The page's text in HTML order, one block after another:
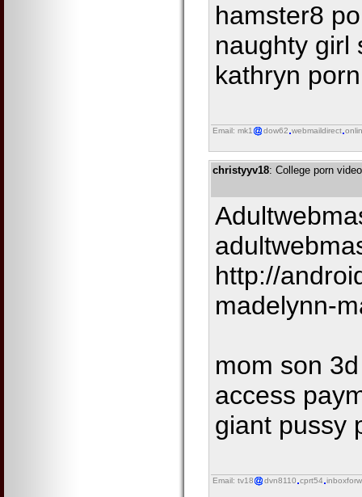
hamster8
naughty girl
kathryn
Email: mk1 dow62 webmaildirect
christyyv18: College porn
http://
madelynn-
mom son
access
giant pussy
Email: tv18 dvn8110 cprt54